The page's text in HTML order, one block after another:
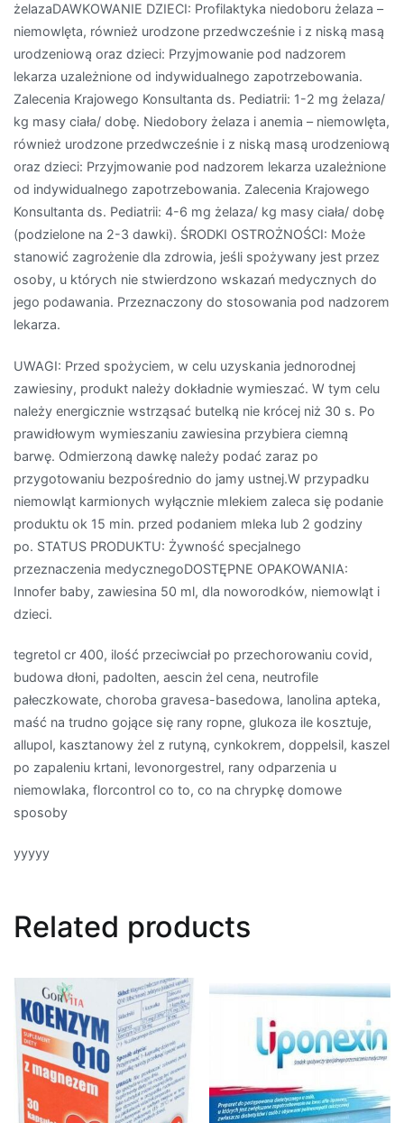
żelazaDAWKOWANIE DZIECI: Profilaktyka niedoboru żelaza –
niemowlęta, również urodzone przedwcześnie i z niską masą
urodzeniową oraz dzieci: Przyjmowanie pod nadzorem
lekarza uzależnione od indywidualnego zapotrzebowania.
Zalecenia Krajowego Konsultanta ds. Pediatrii: 1-2 mg żelaza/
kg masy ciała/ dobę. Niedobory żelaza i anemia – niemowlęta,
również urodzone przedwcześnie i z niską masą urodzeniową
oraz dzieci: Przyjmowanie pod nadzorem lekarza uzależnione
od indywidualnego zapotrzebowania. Zalecenia Krajowego
Konsultanta ds. Pediatrii: 4-6 mg żelaza/ kg masy ciała/ dobę
(podzielone na 2-3 dawki). ŚRODKI OSTROŻNOŚCI: Może
stanowić zagrożenie dla zdrowia, jeśli spożywany jest przez
osoby, u których nie stwierdzono wskazań medycznych do
jego podawania. Przeznaczony do stosowania pod nadzorem
lekarza.
UWAGI: Przed spożyciem, w celu uzyskania jednorodnej
zawiesiny, produkt należy dokładnie wymieszać. W tym celu
należy energicznie wstrząsać butelką nie krócej niż 30 s. Po
prawidłowym wymieszaniu zawiesina przybiera ciemną
barwę. Odmierzoną dawkę należy podać zaraz po
przygotowaniu bezpośrednio do jamy ustnej.W przypadku
niemowląt karmionych wyłącznie mlekiem zaleca się podanie
produktu ok 15 min. przed podaniem mleka lub 2 godziny
po. STATUS PRODUKTU: Żywność specjalnego
przeznaczenia medycznegoDOSTĘPNE OPAKOWANIA:
Innofer baby, zawiesina 50 ml, dla noworodków, niemowląt i
dzieci.
tegretol cr 400, ilość przeciwciał po przechorowaniu covid,
budowa dłoni, padolten, aescin żel cena, neutrofile
pałeczkowate, choroba gravesa-basedowa, lanolina apteka,
maść na trudno gojące się rany ropne, glukoza ile kosztuje,
allupol, kasztanowy żel z rutyną, cynkokrem, doppelsil, kaszel
po zapaleniu krtani, levonorgestrel, rany odparzenia u
niemowlaka, florcontrol co to, co na chrypkę domowe
sposoby
yyyyy
Related products